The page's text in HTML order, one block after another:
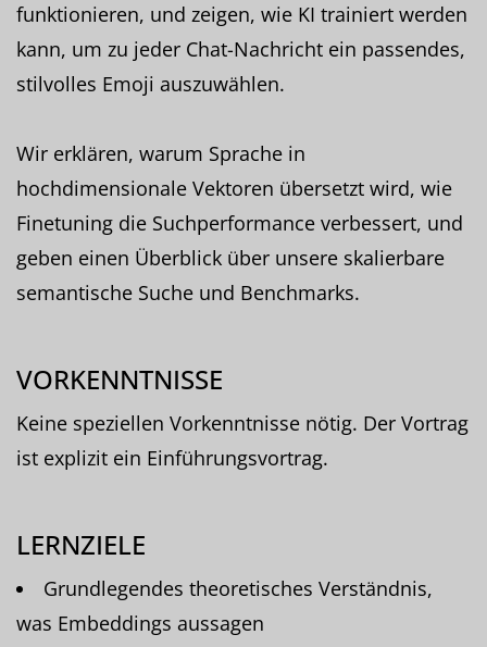
funktionieren, und zeigen, wie KI trainiert werden
kann, um zu jeder Chat-Nachricht ein passendes,
stilvolles Emoji auszuwählen.
Wir erklären, warum Sprache in
hochdimensionale Vektoren übersetzt wird, wie
Finetuning die Suchperformance verbessert, und
geben einen Überblick über unsere skalierbare
semantische Suche und Benchmarks.
VORKENNTNISSE
Keine speziellen Vorkenntnisse nötig. Der Vortrag
ist explizit ein Einführungsvortrag.
LERNZIELE
Grundlegendes theoretisches Verständnis,
was Embeddings aussagen